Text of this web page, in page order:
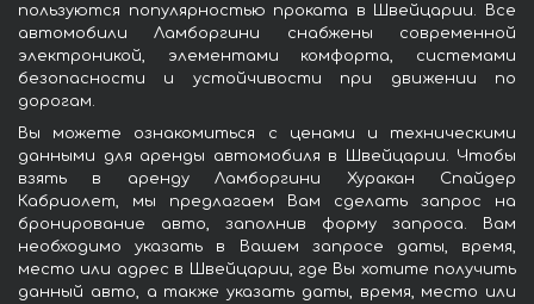
пользуются популярностью проката в Швейцарии. Все
автомобили Ламборгини снабжены современной
электроникой, элементами комфорта, системами
безопасности и устойчивости при движении по
дорогам.
Вы можете ознакомиться с ценами и техническими
данными для аренды автомобиля в Швейцарии. Чтобы
взять в аренду Ламборгини Хуракан Спайдер
Кабриолет, мы предлагаем Вам сделать запрос на
бронирование авто, заполнив форму запроса. Вам
необходимо указать в Вашем запросе даты, время,
место или адрес в Швейцарии, где Вы хотите получить
данный авто, а также указать даты, время, место или